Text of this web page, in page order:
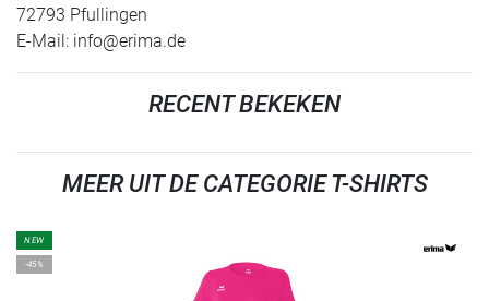
72793 Pfullingen
E-Mail: info@erima.de
RECENT BEKEKEN
MEER UIT DE CATEGORIE T-SHIRTS
NEW
-45%